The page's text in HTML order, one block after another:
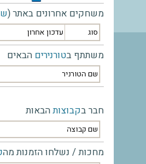
משחקים אחרונים באתר (
סוג עדכון אחרון
משתתף בטורנירים הבאים
שם הטורניר
חבר בקבוצותהבאות
שם קבוצה
מחכות / נשלחו הזמנות מה